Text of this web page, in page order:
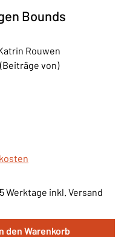
Bounds
Rouwen
von)
inkl. Versand
gewünschten
den Warenkorb